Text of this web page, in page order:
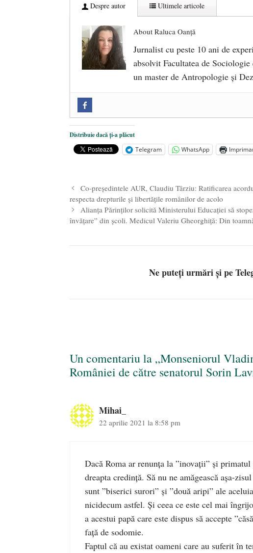
Despre autor Ultimele articole
About Raluca Oanță
Jurnalist cu peste 10 ani de
absolvit Facultatea de
un master de Antropologie și
comemorat la 102 ani de la naștere - 29
„Carnea cultivată” în laborator, tot mai
iulie 2024
Distribuie dacă ți-a plăcut
Telegram
WhatsApp
Co-președintele AUR, Claudiu Târziu: Ratificarea
respecta drepturile și libertățile românilor de acolo
Alianța Părinților solicită Ministerului Educației să
învățare” din școli. Medicul Valeriu Gheorghiță: Din
Ne puteți urmări și pe
Un comentariu la „Monseniorul
României de către senatorul Sorin
Mihai_
22 aprilie 2021 la 8:58 pm
Dacă Roma ar renunța la ”inovații” și
dreapta credință. Să nu ne amăgească așa-
sunt ”biserici surori” și ”două aripi” ale
nicidecum astfel. Și ceea ce este cel mai
a acestui papă care este dispus să accepte
față de sodomie.
Faptul că au existat oameni care au suferit în